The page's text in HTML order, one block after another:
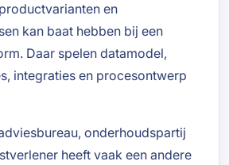
en
kan baat hebben bij een
Daar spelen datamodel,
integraties en procesontwerp
onderhoudspartij
heeft vaak een andere